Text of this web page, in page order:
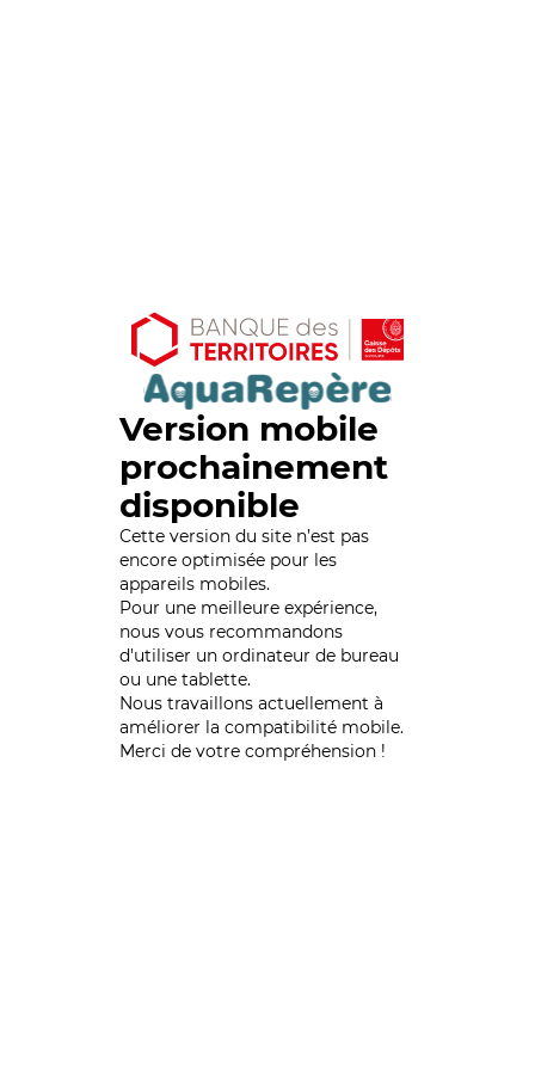
Version mobile
prochainement
disponible
Cette version du site n’est pas
encore optimisée pour les
appareils mobiles.
Pour une meilleure expérience,
nous vous recommandons
d'utiliser un ordinateur de bureau
ou une tablette.
Nous travaillons actuellement à
améliorer la compatibilité mobile.
Merci de votre compréhension !